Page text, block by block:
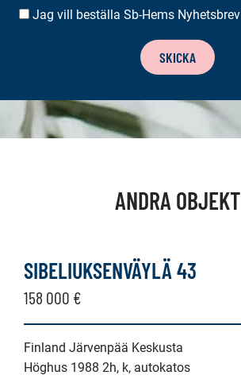
BESTÄLLA
Jag vill beställa Sb-Hems Nyhetsbrev
SKICKA
ANDRA OBJEKT
SIBELIUKSENVÄYLÄ 43
158 000 €
Finland Järvenpää Keskusta
Höghus 1988 2h, k, autokatos